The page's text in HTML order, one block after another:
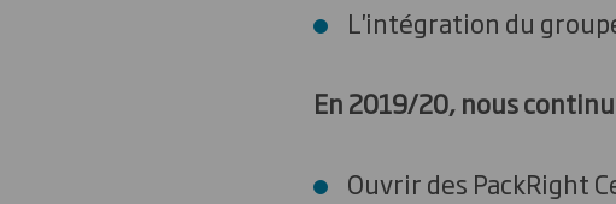
L'intégration du
En 2019/20, nous
Ouvrir des PackRight